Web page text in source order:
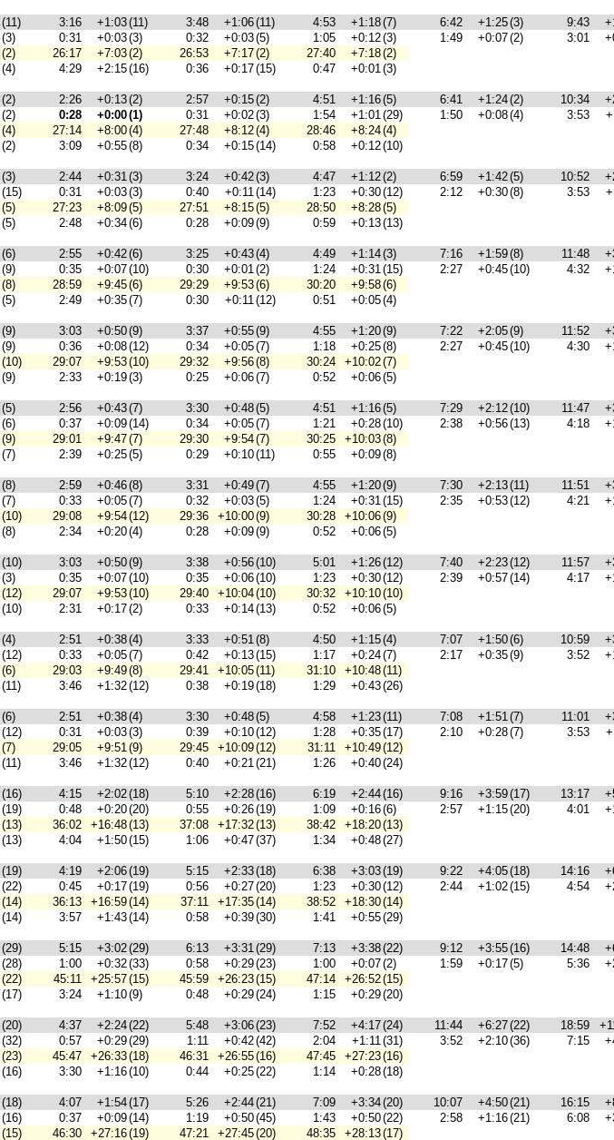
(11) 3:16 +1:03(11) 3:48 +1:06(11) 4:53 +1:18(7) 6:42 +1:25(3) 9:43
(3) 0:31 +0:03(3) 0:32 +0:03(5) 1:05 +0:12(3) 1:49 +0:07(2) 3:01
(2) 26:17 +7:03(2) 26:53 +7:17(2) 27:40 +7:18(2)
(4) 4:29 +2:15(16) 0:36 +0:17(15) 0:47 +0:01(3)
(2) 2:26 +0:13(2) 2:57 +0:15(2) 4:51 +1:16(5) 6:41 +1:24(2) 10:34
(2) 0:28 +0:00(1) 0:31 +0:02(3) 1:54 +1:01(29) 1:50 +0:08(4) 3:53
(4) 27:14 +8:00(4) 27:48 +8:12(4) 28:46 +8:24(4)
(2) 3:09 +0:55(8) 0:34 +0:15(14) 0:58 +0:12(10)
(3) 2:44 +0:31(3) 3:24 +0:42(3) 4:47 +1:12(2) 6:59 +1:42(5) 10:52
(15) 0:31 +0:03(3) 0:40 +0:11(14) 1:23 +0:30(12) 2:12 +0:30(8) 3:53
(5) 27:23 +8:09(5) 27:51 +8:15(5) 28:50 +8:28(5)
(5) 2:48 +0:34(6) 0:28 +0:09(9) 0:59 +0:13(13)
(6) 2:55 +0:42(6) 3:25 +0:43(4) 4:49 +1:14(3) 7:16 +1:59(8) 11:48
(9) 0:35 +0:07(10) 0:30 +0:01(2) 1:24 +0:31(15) 2:27 +0:45(10) 4:32
(8) 28:59 +9:45(6) 29:29 +9:53(6) 30:20 +9:58(6)
(5) 2:49 +0:35(7) 0:30 +0:11(12) 0:51 +0:05(4)
(9) 3:03 +0:50(9) 3:37 +0:55(9) 4:55 +1:20(9) 7:22 +2:05(9) 11:52
(9) 0:36 +0:08(12) 0:34 +0:05(7) 1:18 +0:25(8) 2:27 +0:45(10) 4:30
(10) 29:07 +9:53(10) 29:32 +9:56(8) 30:24 +10:02(7)
(9) 2:33 +0:19(3) 0:25 +0:06(7) 0:52 +0:06(5)
(5) 2:56 +0:43(7) 3:30 +0:48(5) 4:51 +1:16(5) 7:29 +2:12(10) 11:47
(6) 0:37 +0:09(14) 0:34 +0:05(7) 1:21 +0:28(10) 2:38 +0:56(13) 4:18
(9) 29:01 +9:47(7) 29:30 +9:54(7) 30:25 +10:03(8)
(7) 2:39 +0:25(5) 0:29 +0:10(11) 0:55 +0:09(8)
(8) 2:59 +0:46(8) 3:31 +0:49(7) 4:55 +1:20(9) 7:30 +2:13(11) 11:51
(7) 0:33 +0:05(7) 0:32 +0:03(5) 1:24 +0:31(15) 2:35 +0:53(12) 4:21
(10) 29:08 +9:54(12) 29:36 +10:00(9) 30:28 +10:06(9)
(8) 2:34 +0:20(4) 0:28 +0:09(9) 0:52 +0:06(5)
(10) 3:03 +0:50(9) 3:38 +0:56(10) 5:01 +1:26(12) 7:40 +2:23(12) 11:57
(3) 0:35 +0:07(10) 0:35 +0:06(10) 1:23 +0:30(12) 2:39 +0:57(14) 4:17
(12) 29:07 +9:53(10) 29:40 +10:04(10) 30:32 +10:10(10)
(10) 2:31 +0:17(2) 0:33 +0:14(13) 0:52 +0:06(5)
(4) 2:51 +0:38(4) 3:33 +0:51(8) 4:50 +1:15(4) 7:07 +1:50(6) 10:59
(12) 0:33 +0:05(7) 0:42 +0:13(15) 1:17 +0:24(7) 2:17 +0:35(9) 3:52
(6) 29:03 +9:49(8) 29:41 +10:05(11) 31:10 +10:48(11)
(11) 3:46 +1:32(12) 0:38 +0:19(18) 1:29 +0:43(26)
(6) 2:51 +0:38(4) 3:30 +0:48(5) 4:58 +1:23(11) 7:08 +1:51(7) 11:01
(12) 0:31 +0:03(3) 0:39 +0:10(12) 1:28 +0:35(17) 2:10 +0:28(7) 3:53
(7) 29:05 +9:51(9) 29:45 +10:09(12) 31:11 +10:49(12)
(11) 3:46 +1:32(12) 0:40 +0:21(21) 1:26 +0:40(24)
(16) 4:15 +2:02(18) 5:10 +2:28(16) 6:19 +2:44(16) 9:16 +3:59(17) 13:17
(19) 0:48 +0:20(20) 0:55 +0:26(19) 1:09 +0:16(6) 2:57 +1:15(20) 4:01
(13) 36:02 +16:48(13) 37:08 +17:32(13) 38:42 +18:20(13)
(13) 4:04 +1:50(15) 1:06 +0:47(37) 1:34 +0:48(27)
(19) 4:19 +2:06(19) 5:15 +2:33(18) 6:38 +3:03(19) 9:22 +4:05(18) 14:16
(22) 0:45 +0:17(19) 0:56 +0:27(20) 1:23 +0:30(12) 2:44 +1:02(15) 4:54
(14) 36:13 +16:59(14) 37:11 +17:35(14) 38:52 +18:30(14)
(14) 3:57 +1:43(14) 0:58 +0:39(30) 1:41 +0:55(29)
(29) 5:15 +3:02(29) 6:13 +3:31(29) 7:13 +3:38(22) 9:12 +3:55(16) 14:48
(28) 1:00 +0:32(33) 0:58 +0:29(23) 1:00 +0:07(2) 1:59 +0:17(5) 5:36
(22) 45:11 +25:57(15) 45:59 +26:23(15) 47:14 +26:52(15)
(17) 3:24 +1:10(9) 0:48 +0:29(24) 1:15 +0:29(20)
(20) 4:37 +2:24(22) 5:48 +3:06(23) 7:52 +4:17(24) 11:44 +6:27(22) 18:59
(32) 0:57 +0:29(29) 1:11 +0:42(42) 2:04 +1:11(31) 3:52 +2:10(36) 7:15
(23) 45:47 +26:33(18) 46:31 +26:55(16) 47:45 +27:23(16)
(16) 3:30 +1:16(10) 0:44 +0:25(22) 1:14 +0:28(18)
(18) 4:07 +1:54(17) 5:26 +2:44(21) 7:09 +3:34(20) 10:07 +4:50(21) 16:15
(16) 0:37 +0:09(14) 1:19 +0:50(45) 1:43 +0:50(22) 2:58 +1:16(21) 6:08
(15) 46:30 +27:16(19) 47:21 +27:45(20) 48:35 +28:13(17)